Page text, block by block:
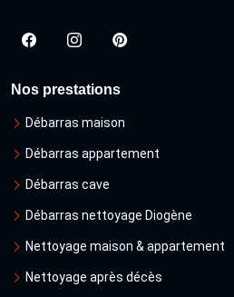
Nos prestations
Débarras maison
Débarras appartement
Débarras cave
Débarras nettoyage Diogène
Nettoyage maison & appartement
Nettoyage après décès